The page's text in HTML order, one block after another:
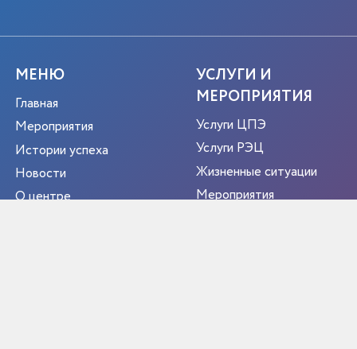
МЕНЮ
Главная
Мероприятия
Истории успеха
Новости
О центре
УСЛУГИ И
МЕРОПРИЯТИЯ
Услуги ЦПЭ
Услуги РЭЦ
Жизненные ситуации
Мероприятия